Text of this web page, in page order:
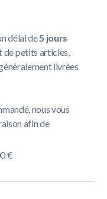
délai de5 jours
de petits articles,
livrées
nous vous
afin de
€